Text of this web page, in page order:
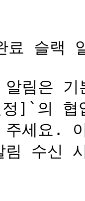
료 슬랙
림은
]`의 협
세요.
수신